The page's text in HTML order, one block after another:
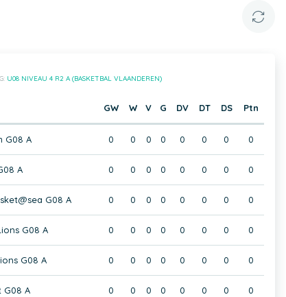
U08 NIVEAU 4 R2 A (BASKETBAL VLAANDEREN)
GW W V G DV DT DS Ptn
G08 A 0 0 0 0 0 0 0 0
A 0 0 0 0 0 0 0 0
G08 A 0 0 0 0 0 0 0 0
G08 A 0 0 0 0 0 0 0 0
G08 A 0 0 0 0 0 0 0 0
G08 A 0 0 0 0 0 0 0 0